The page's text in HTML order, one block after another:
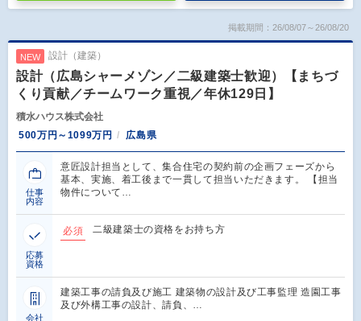
掲載期間：26/08/07～26/08/20
NEW 設計（建築）
設計（広島シャーメゾン／二級建築士歓迎）【まちづ
くり貢献／チームワーク重視／年休129日】
積水ハウス株式会社
500万円～1099万円
広島県
仕事
内容
意匠設計担当として、集合住宅の契約前の企画フェーズから
基本、実施、着工後まで一貫して担当いただきます。 【担当
物件について…
応募
資格
必須 二級建築士の資格をお持ち方
会社
建築工事の請負及び施工 建築物の設計及び工事監理 造園工事
及び外構工事の設計、請負、…